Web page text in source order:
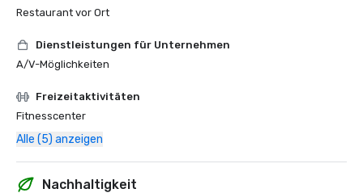
Restaurant vor Ort
Dienstleistungen für Unternehmen
A/V-Möglichkeiten
Freizeitaktivitäten
Fitnesscenter
Alle (5) anzeigen
Nachhaltigkeit